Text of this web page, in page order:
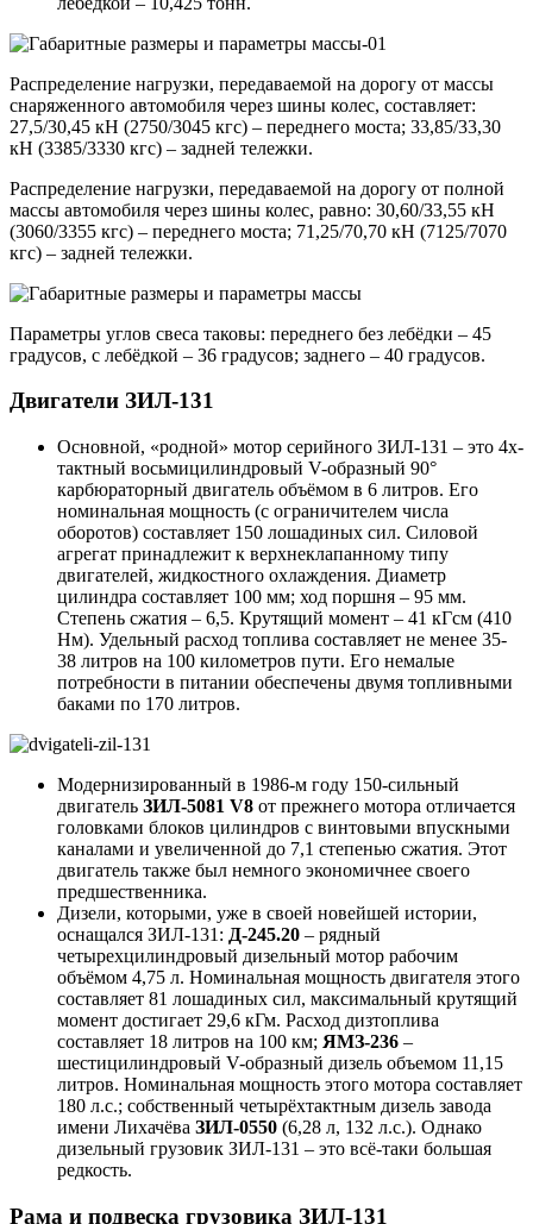
Распределение нагрузки, передаваемой на дорогу от массы
снаряженного автомобиля через шины колес, составляет:
27,5/30,45 кН (2750/3045 кгс) – переднего моста; 33,85/33,30
кН (3385/3330 кгс) – задней тележки.
Распределение нагрузки, передаваемой на дорогу от полной
массы автомобиля через шины колес, равно: 30,60/33,55 кН
(3060/3355 кгс) – переднего моста; 71,25/70,70 кН (7125/7070
кгс) – задней тележки.
Параметры углов свеса таковы: переднего без лебёдки – 45
градусов, с лебёдкой – 36 градусов; заднего – 40 градусов.
Двигатели ЗИЛ-131
Основной, «родной» мотор серийного ЗИЛ-131 – это 4х-
тактный восьмицилиндровый V-образный 90°
карбюраторный двигатель объёмом в 6 литров. Его
номинальная мощность (с ограничителем числа
оборотов) составляет 150 лошадиных сил. Силовой
агрегат принадлежит к верхнеклапанному типу
двигателей, жидкостного охлаждения. Диаметр
цилиндра составляет 100 мм; ход поршня – 95 мм.
Степень сжатия – 6,5. Крутящий момент – 41 кГсм (410
Нм). Удельный расход топлива составляет не менее 35-
38 литров на 100 километров пути. Его немалые
потребности в питании обеспечены двумя топливными
баками по 170 литров.
Модернизированный в 1986-м году 150-сильный
двигатель ЗИЛ-5081 V8 от прежнего мотора отличается
головками блоков цилиндров с винтовыми впускными
каналами и увеличенной до 7,1 степенью сжатия. Этот
двигатель также был немного экономичнее своего
предшественника.
Дизели, которыми, уже в своей новейшей истории,
оснащался ЗИЛ-131: Д-245.20 – рядный
четырехцилиндровый дизельный мотор рабочим
объёмом 4,75 л. Номинальная мощность двигателя этого
составляет 81 лошадиных сил, максимальный крутящий
момент достигает 29,6 кГм. Расход дизтоплива
составляет 18 литров на 100 км; ЯМЗ-236 –
шестицилиндровый V-образный дизель объемом 11,15
литров. Номинальная мощность этого мотора составляет
180 л.с.; собственный четырёхтактным дизель завода
имени Лихачёва ЗИЛ-0550 (6,28 л, 132 л.с.). Однако
дизельный грузовик ЗИЛ-131 – это всё-таки большая
редкость.
Рама и подвеска грузовика ЗИЛ-131